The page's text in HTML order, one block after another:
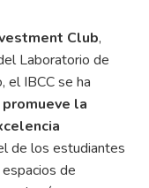
Club,
Laboratorio de
el IBCC se ha
promueve la
de los estudiantes
de